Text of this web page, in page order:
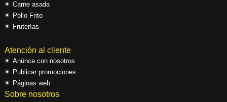
Carne asada
Pollo Frito
Fruterías
Atención al cliente
Anúnce con nosotros
Publicar promociones
Páginas web
Sobre nosotros